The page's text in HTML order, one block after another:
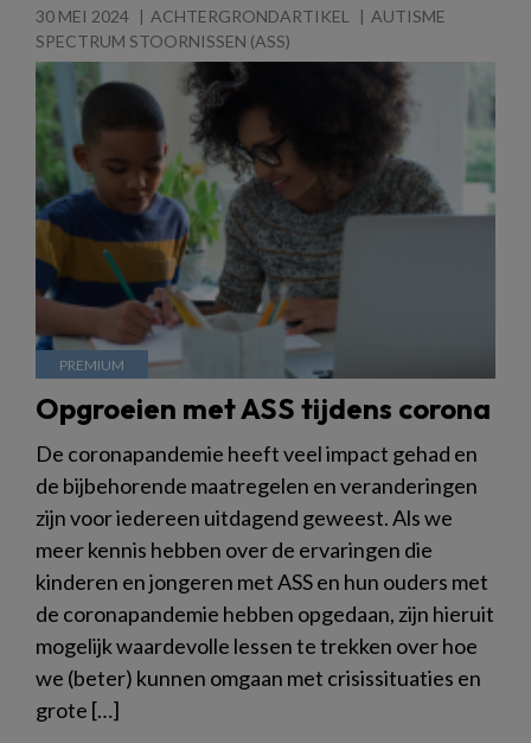
30 MEI 2024 ACHTERGRONDARTIKEL
AUTISME
SPECTRUM STOORNISSEN (ASS)
Opgroeien met ASS tijdens corona
De coronapandemie heeft veel impact gehad en
de bijbehorende maatregelen en veranderingen
zijn voor iedereen uitdagend geweest. Als we
meer kennis hebben over de ervaringen die
kinderen en jongeren met ASS en hun ouders met
de coronapandemie hebben opgedaan, zijn hieruit
mogelijk waardevolle lessen te trekken over hoe
we (beter) kunnen omgaan met crisissituaties en
grote […]